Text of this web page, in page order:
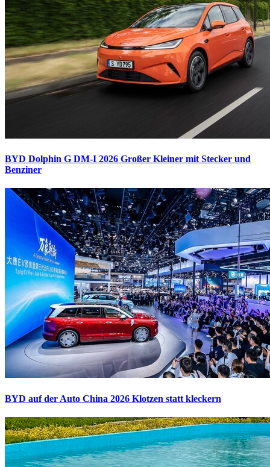
BYD Dolphin G DM-I 2026 Großer Kleiner mit Stecker und
Benziner
BYD auf der Auto China 2026 Klotzen statt kleckern